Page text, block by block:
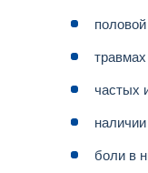
частых
боли в